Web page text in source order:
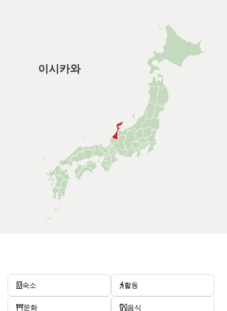
이시카와
숙소 활동
문화 음식